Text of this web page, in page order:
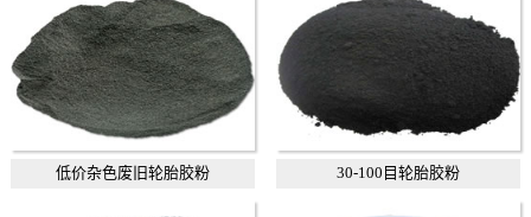
低价杂色废旧轮胎胶粉 30-100目轮胎胶粉